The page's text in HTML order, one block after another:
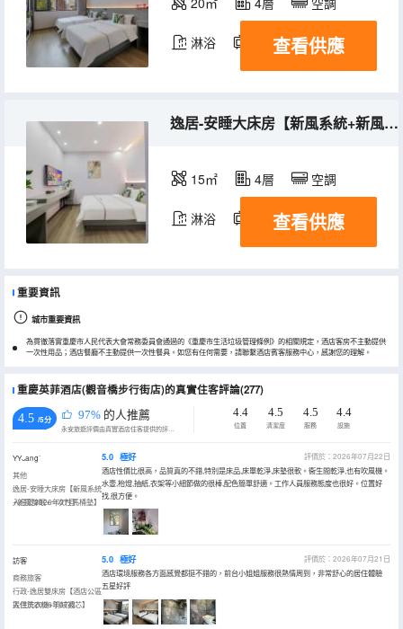
淋浴 電視機
查看供應
逸居-安睡大床房【新風系統+新風醇眠+一次性馬桶墊】
15㎡ 4層 空調
淋浴 電視機
查看供應
重要資訊
城市重要資訊
為貫徹落實重慶市人民代表大會常務委員會通過的《重慶市生活垃圾管理條例》的相關規定，酒店客房不主動提供
一次性用品；酒店餐廳不主動提供一次性餐具。如您有任何需要，請聯繫酒店賓客服務中心，感謝您的理解。
重慶英菲酒店(觀音橋步行街店)的真實住客評論(277)
4.5 /5分 97% 的人推薦
永安旅遊評價由真實酒店住客提供的評價。
4.4
位置
4.5
清潔度
4.5
服務
4.4
設施
YYᴗangᐝ
其他
逸居-安睡大床房【新風系統
+新風醇眠+一次性馬桶墊】
入住於2026年07月
5.0 極好
評價於：2026年07月22日
酒店性價比很高，品質真的不錯,特別是床品,床單乾淨,床墊很軟。衞生間乾淨,也有吹風機。
水壼,枱燈,抽紙,衣架等小細節做的很棒,配色簡單舒適。工作人員服務態度也很好。位置好
找,很方便。
訪客
商務旅客
行政-逸居雙床房【酒店公區
提供洗衣機+羽絨被芯】
入住於2026年07月
5.0 極好
評價於：2026年07月21日
酒店環境服務各方面感覺都挺不錯的，前台小姐姐服務很熱情周到，非常舒心的居住體驗
五星好評